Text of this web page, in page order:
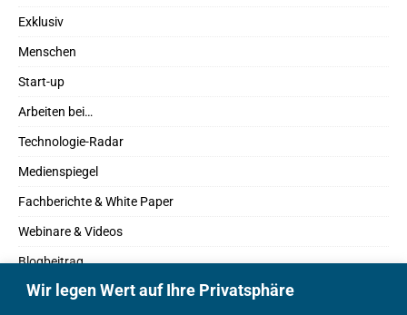
Wir legen Wert auf Ihre Privatsphäre
Exklusiv
Menschen
Start-up
Arbeiten bei…
Technologie-Radar
Medienspiegel
Fachberichte & White Paper
Webinare & Videos
Blogbeitrag
Fachbücher